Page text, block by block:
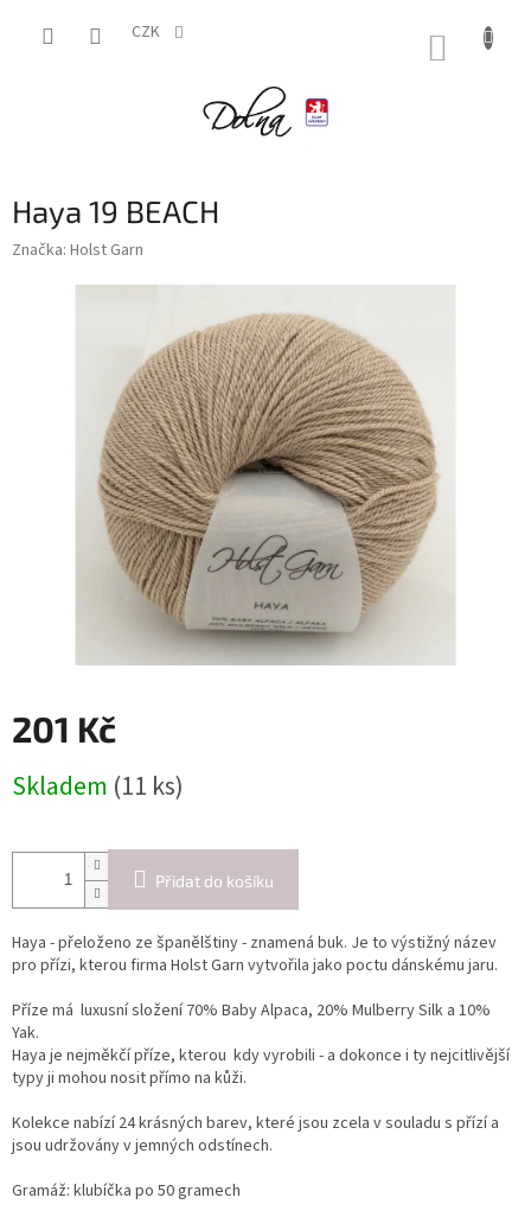
CZK
Haya 19 BEACH
Značka: Holst Garn
201 Kč
cena:
Skladem (11 ks)
Přidat do košíku
Haya - přeloženo ze španělštiny - znamená buk. Je to výstižný název
pro přízi, kterou firma Holst Garn vytvořila jako poctu dánskému jaru.
Příze má luxusní složení 70% Baby Alpaca, 20% Mulberry Silk a 10%
Yak.
Haya je nejměkčí příze, kterou kdy vyrobili - a dokonce i ty nejcitlivější
typy ji mohou nosit přímo na kůži.
Kolekce nabízí 24 krásných barev, které jsou zcela v souladu s přízí a
jsou udržovány v jemných odstínech.
Gramáž: klubíčka po 50 gramech